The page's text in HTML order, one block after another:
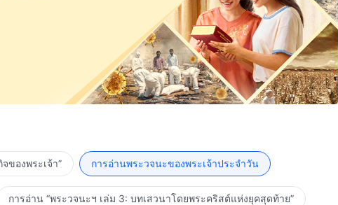
งพระคริสต์ เจ้าเชื่อว่าเจ้าสามารถปฏิบัติตัวต่อ
! ความไม่รู้เท่าทันของเจ้าในพระคริสต์
กไม่เพียงทรงเป็นประโยชน์ต่อมนุษย์ในการได้รับความจริงและความ
นประโยชน์ในการกล่าวโทษมนุษย์และภายหลังต่อมาในการยึดถือข้อ
พระองค์มากขึ้น หากเจ้าได้อยู่ในความเชื่อมาเป็น
ยู่ห่างจากเรา เช่นนั้นแล้วเราย่อมพูดว่า มันจะต้องเป็นว่าเจ้ากระทำ
ของพระเจ้า” การอ่านพระวจนะของพระเจ้าประจำวัน
การอ่าน “พระวจนะฯ เล่ม 3: บทเสวนาโดยพระคริสต์แห่งยุคสุดท้าย”